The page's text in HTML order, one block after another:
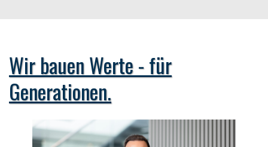
Wir bauen Werte - für
Generationen.